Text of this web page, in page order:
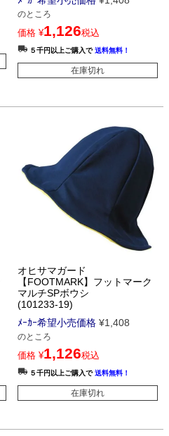
のところ
価格 ¥1,126税込
５千円以上ご購入で送料無料！
在庫切れ
オヒサマガード
【FOOTMARK】フットマーク
マルチSPボウシ
(101233-19)
ﾒｰｶｰ希望小売価格 ¥1,408
のところ
価格 ¥1,126税込
５千円以上ご購入で送料無料！
在庫切れ